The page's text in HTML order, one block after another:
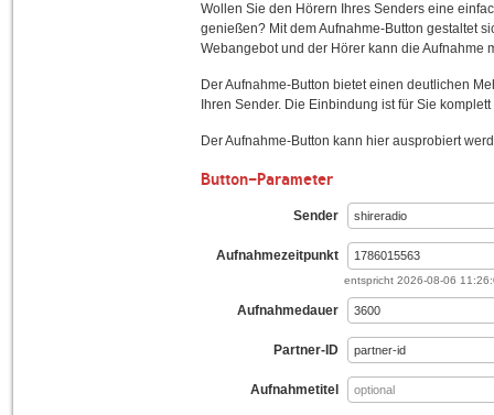
Wollen Sie den Hörern Ihres Senders eine
genießen? Mit dem Aufnahme-Button gestaltet
Webangebot und der Hörer kann die Aufnahme
Der Aufnahme-Button bietet einen deutlichen
Ihren Sender. Die Einbindung ist für Sie
Der Aufnahme-Button kann hier ausprobiert
Button-Parameter
Sender
Aufnahmezeitpunkt
entspricht 2026-08-06
Aufnahmedauer
Partner-ID
Aufnahmetitel